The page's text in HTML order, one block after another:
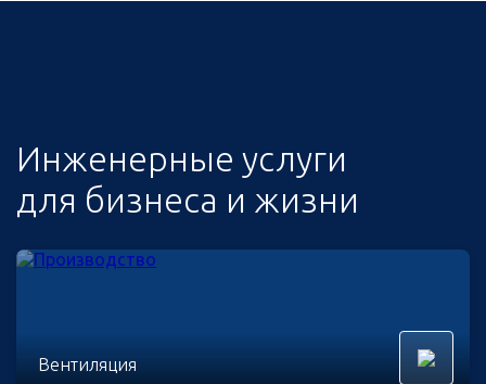
Инженерные услуги
для бизнеса и жизни
Вентиляция